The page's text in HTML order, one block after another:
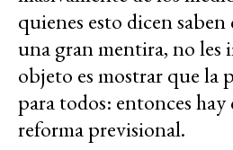
quienes esto dicen
una gran mentira, no les
objeto es mostrar que la
para todos: entonces hay
reforma previsional.